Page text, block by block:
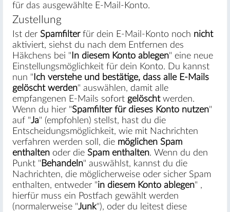
für das ausgewählte E-Mail-Konto.
Zustellung
Ist der Spamfilterfür dein E-Mail-Konto noch nicht
aktiviert, siehst du nach dem Entfernen des
Häkchens bei " In diesem Konto ablegen" eine neue
Einstellungsmöglichkeit für dein Konto. Du kannst
nun " Ich verstehe und bestätige, dass alle E-Mails
gelöscht werden" auswählen, damit alle
empfangenen E-Mails sofort gelöschtwerden.
Wenn du hier "Spamfilter für dieses Konto nutzen"
auf "Ja" (empfohlen) stellst, hast du die
Entscheidungsmöglichkeit, wie mit Nachrichten
verfahren werden soll, die möglichen Spam
enthaltenoder die Spam enthalten. Wenn du den
Punkt " Behandeln" auswählst, kannst du die
Nachrichten, die möglicherweise oder sicher Spam
enthalten, entweder "in diesem Konto ablegen" ,
hierfür muss ein Postfach gewählt werden
(normalerweise "Junk"), oder du leitest diese